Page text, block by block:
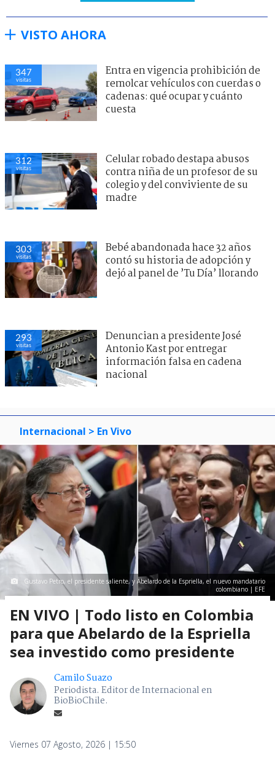
VISTO AHORA
347
visitas
Entra en vigencia prohibición de
remolcar vehículos con cuerdas o
cadenas: qué ocupar y cuánto
cuesta
312
visitas
Celular robado destapa abusos
contra niña de un profesor de su
colegio y del conviviente de su
madre
303
visitas
Bebé abandonada hace 32 años
contó su historia de adopción y
dejó al panel de ’Tu Día’ llorando
293
visitas
Denuncian a presidente José
Antonio Kast por entregar
información falsa en cadena
nacional
Internacional > En Vivo
Gustavo Petro, el presidente saliente, y Abelardo de la Espriella, el nuevo mandatario
colombiano | EFE
EN VIVO | Todo listo en Colombia
para que Abelardo de la Espriella
sea investido como presidente
Camilo Suazo
Periodista. Editor de Internacional en
BioBioChile.
Viernes 07 Agosto, 2026 | 15:50